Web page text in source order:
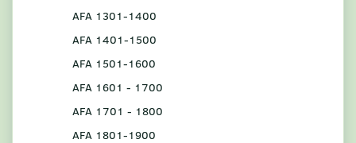
AFA 1301-1400
AFA 1401-1500
AFA 1501-1600
AFA 1601 - 1700
AFA 1701 - 1800
AFA 1801-1900